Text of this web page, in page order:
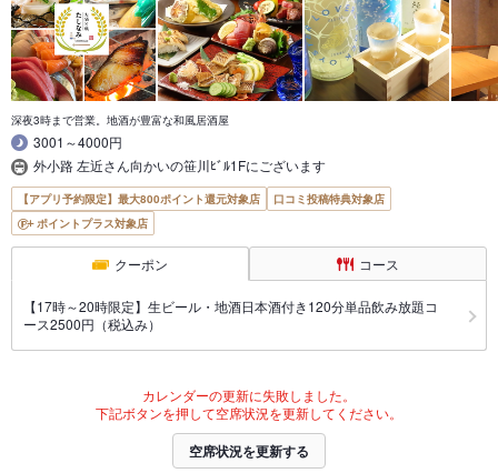
深夜3時まで営業。地酒が豊富な和風居酒屋
3001～4000円
外小路 左近さん向かいの笹川ﾋﾞﾙ1Fにございます
【アプリ予約限定】最大800ポイント還元対象店
口コミ投稿特典対象店
ポイントプラス対象店
クーポン コース
【17時～20時限定】生ビール・地酒日本酒付き120分単品飲み放題コ
ース2500円（税込み）
カレンダーの更新に失敗しました。
下記ボタンを押して空席状況を更新してください。
空席状況を更新する